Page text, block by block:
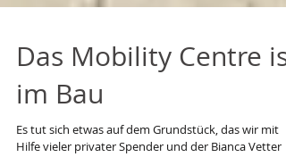
Das Mobility Centre ist
im Bau